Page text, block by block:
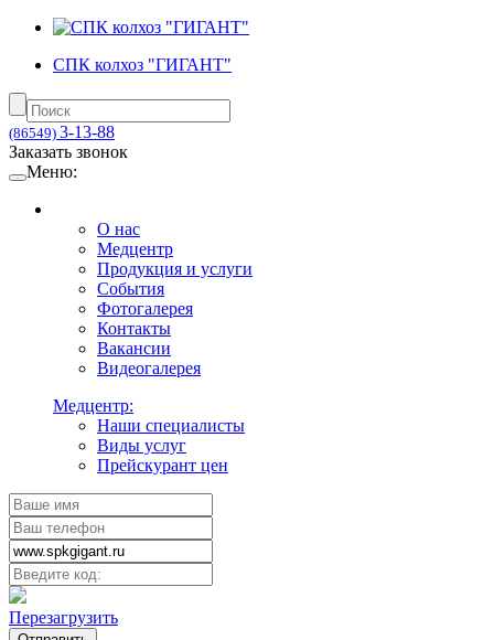
СПК колхоз "ГИГАНТ"
(86549) 3-13-88
Заказать звонок
Меню:
О нас
Медцентр
Продукция и услуги
События
Фотогалерея
Контакты
Вакансии
Видеогалерея
Медцентр:
Наши специалисты
Виды услуг
Прейскурант цен
Перезагрузить